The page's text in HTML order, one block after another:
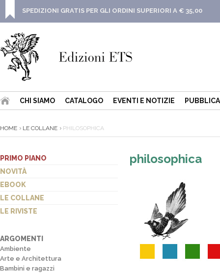
SPEDIZIONI GRATIS PER GLI ORDINI SUPERIORI A € 35,00
CHI SIAMO CATALOGO EVENTI E NOTIZIE
HOME LE COLLANE PHILOSOPHICA
PRIMO PIANO
NOVITÀ
EBOOK
LE COLLANE
LE RIVISTE
ARGOMENTI
Ambiente
Arte e Architettura
Bambini e ragazzi
philosophica